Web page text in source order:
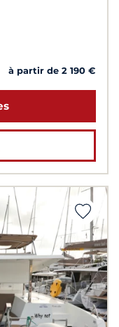
à partir de 2 190 €